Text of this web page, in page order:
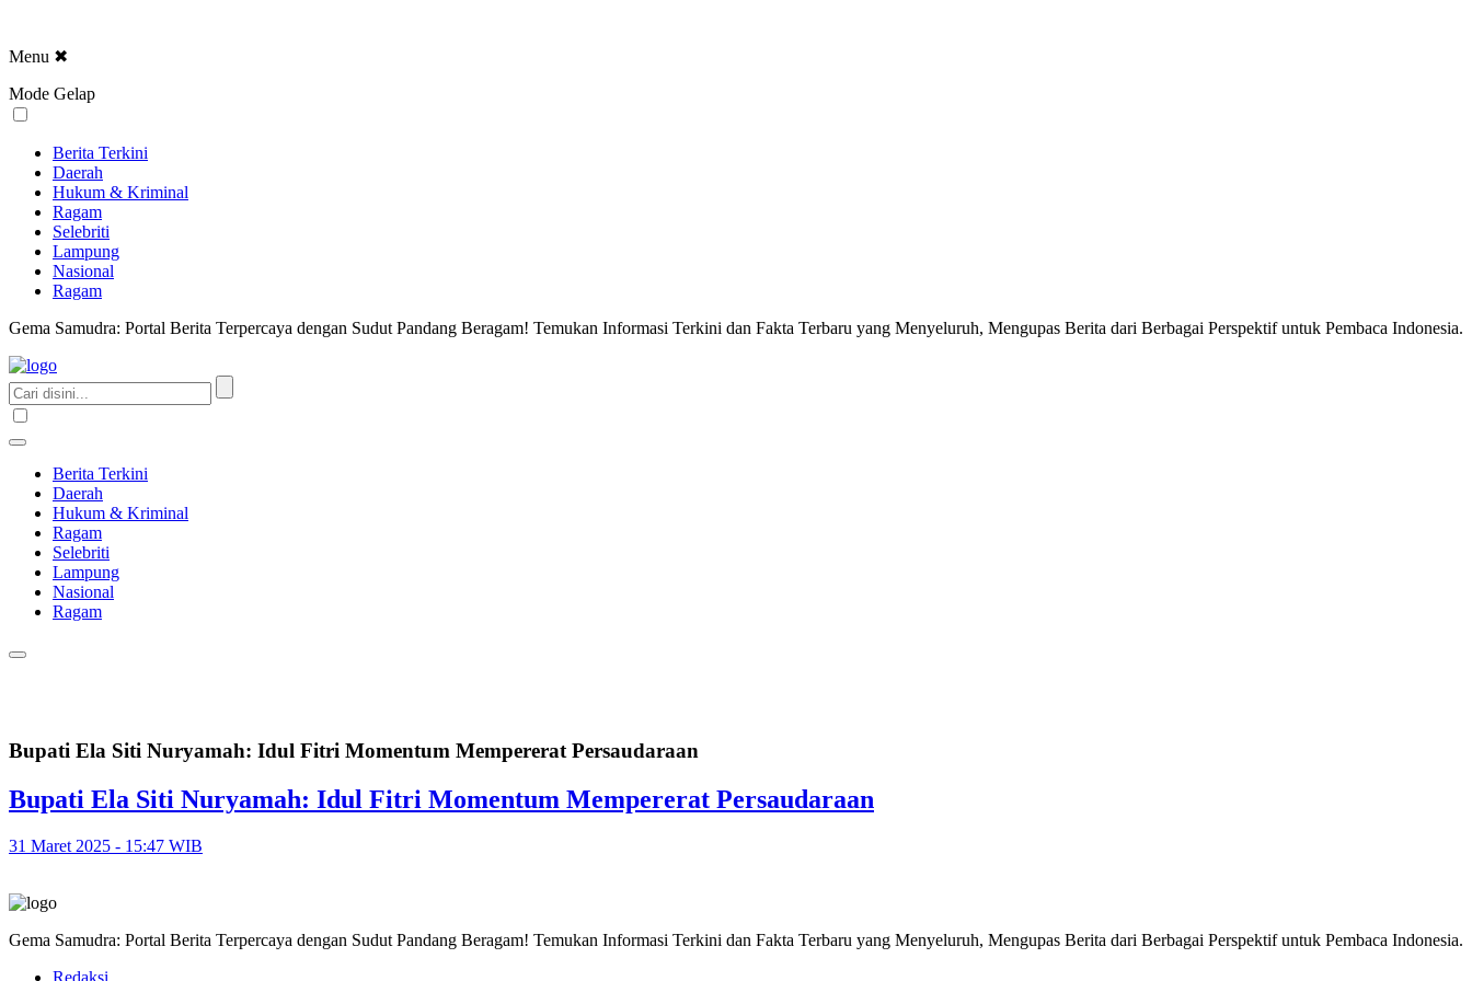
Menu ✖
Mode Gelap
Berita Terkini
Daerah
Hukum & Kriminal
Ragam
Selebriti
Lampung
Nasional
Ragam
Gema Samudra: Portal Berita Terpercaya dengan Sudut Pandang Beragam! Temukan Informasi Terkini dan Fakta Terbaru yang Menyeluruh, Mengupas Berita dari Berbagai Perspektif untuk Pembaca Indonesia.
Berita Terkini
Daerah
Hukum & Kriminal
Ragam
Selebriti
Lampung
Nasional
Ragam
Bupati Ela Siti Nuryamah: Idul Fitri Momentum Mempererat Persaudaraan
Bupati Ela Siti Nuryamah: Idul Fitri Momentum Mempererat Persaudaraan
31 Maret 2025 - 15:47 WIB
Gema Samudra: Portal Berita Terpercaya dengan Sudut Pandang Beragam! Temukan Informasi Terkini dan Fakta Terbaru yang Menyeluruh, Mengupas Berita dari Berbagai Perspektif untuk Pembaca Indonesia.
Redaksi